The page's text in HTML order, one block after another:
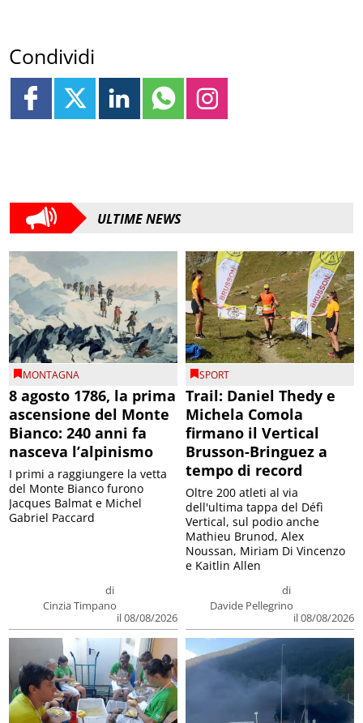
Condividi
ULTIME NEWS
MONTAGNA
8 agosto 1786, la prima
ascensione del Monte
Bianco: 240 anni fa
nasceva l’alpinismo
di
Cinzia Timpano
il 08/08/2026
I primi a raggiungere la vetta
del Monte Bianco furono
Jacques Balmat e Michel
Gabriel Paccard
SPORT
Trail: Daniel Thedy e
Michela Comola
firmano il Vertical
Brusson-Bringuez a
tempo di record
di
Davide Pellegrino
il 08/08/2026
Oltre 200 atleti al via
dell'ultima tappa del Défì
Vertical, sul podio anche
Mathieu Brunod, Alex
Noussan, Miriam Di Vincenzo
e Kaitlin Allen